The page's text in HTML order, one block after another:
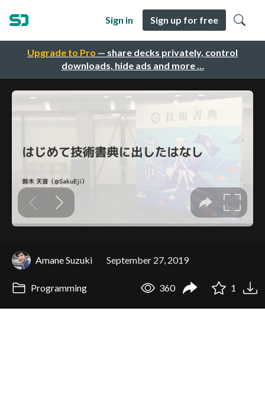
Upgrade to Pro — share decks privately, control
downloads, hide ads and more …
Sign in Sign up for free
Amane Suzuki September 27, 2019
Programming 360 1